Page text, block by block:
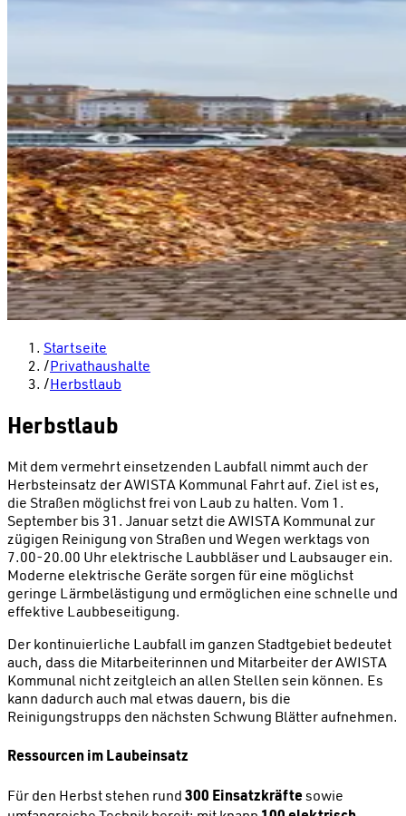
Startseite
/Privathaushalte
/Herbstlaub
Herbstlaub
Mit dem vermehrt einsetzenden Laubfall nimmt auch der
Herbsteinsatz der AWISTA Kommunal Fahrt auf. Ziel ist es,
die Straßen möglichst frei von Laub zu halten. Vom 1.
September bis 31. Januar setzt die AWISTA Kommunal zur
zügigen Reinigung von Straßen und Wegen werktags von
7.00-20.00 Uhr elektrische Laubbläser und Laubsauger ein.
Moderne elektrische Geräte sorgen für eine möglichst
geringe Lärmbelästigung und ermöglichen eine schnelle und
effektive Laubbeseitigung.
Der kontinuierliche Laubfall im ganzen Stadtgebiet bedeutet
auch, dass die Mitarbeiterinnen und Mitarbeiter der AWISTA
Kommunal nicht zeitgleich an allen Stellen sein können. Es
kann dadurch auch mal etwas dauern, bis die
Reinigungstrupps den nächsten Schwung Blätter aufnehmen.
Ressourcen im Laubeinsatz
Für den Herbst stehen rund 300 Einsatzkräftesowie